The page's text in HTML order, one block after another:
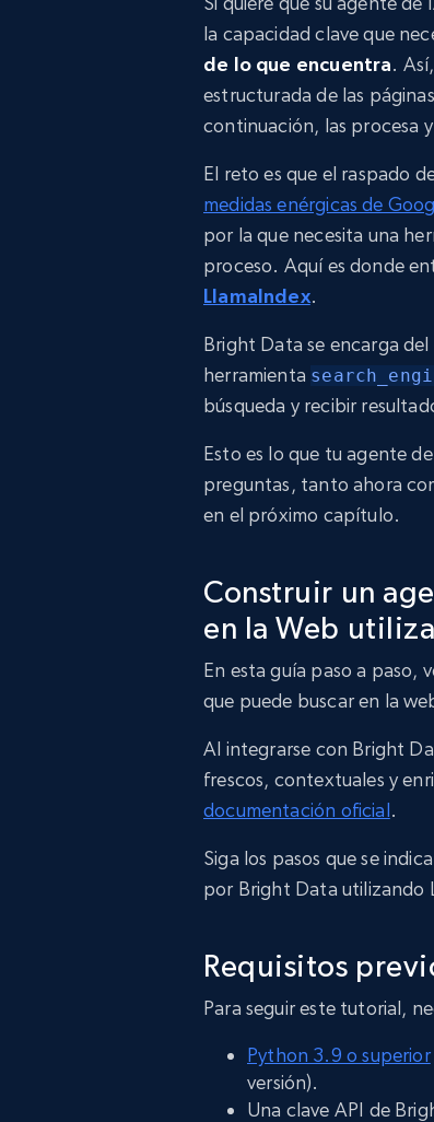
la capacidad clave que
de lo que encuentra.
estructurada de las
continuación, las procesa
El reto es que el raspado
medidas enérgicas de
por la que necesita una
proceso. Aquí es donde
LlamaIndex.
Bright Data se encarga
herramienta
búsqueda y recibir
Esto es lo que tu agente
preguntas, tanto ahora
en el próximo capítulo.
Construir un
en la Web
En esta guía paso a paso,
que puede buscar en la
Al integrarse con Bright
frescos, contextuales y
documentación oficial.
Siga los pasos que se
por Bright Data utilizando
Requisitos
Para seguir este tutorial,
Python 3.9 o superior
versión).
Una clave API de